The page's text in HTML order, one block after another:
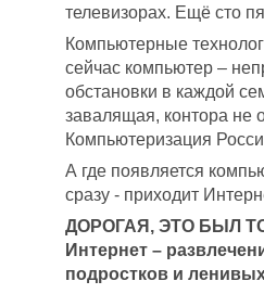
телевизорах. Ещё сто
Компьютерные
сейчас компьютер –
обстановки в каждой
завалящая, контора не
Компьютеризация
А где появляется
сразу - приходит
ДОРОГАЯ, ЭТО БЫЛ
Интернет –
подростков и